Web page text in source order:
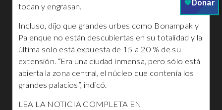
tocan y engrasan.
Incluso, dijo que grandes urbes como Bonampak y
Palenque no están descubiertas en su totalidad y la
última solo está expuesta de 15 a 20 % de su
extensión. “Era una ciudad inmensa, pero sólo está
abierta la zona central, el núcleo que contenía los
grandes palacios”, indicó.
LEA LA NOTICIA COMPLETA EN